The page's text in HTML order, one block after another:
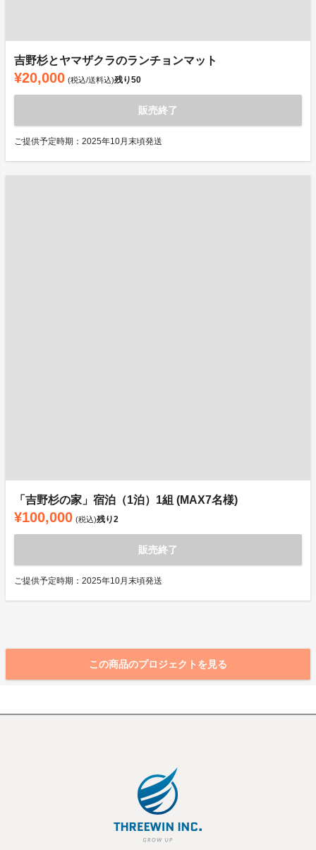
吉野杉とヤマザクラのランチョンマット
¥20,000 (税込/送料込)残り50
販売終了
ご提供予定時期：2025年10月末頃発送
「吉野杉の家」宿泊（1泊）1組 (MAX7名様)
¥100,000 (税込)残り2
販売終了
ご提供予定時期：2025年10月末頃発送
この商品のプロジェクトを見る